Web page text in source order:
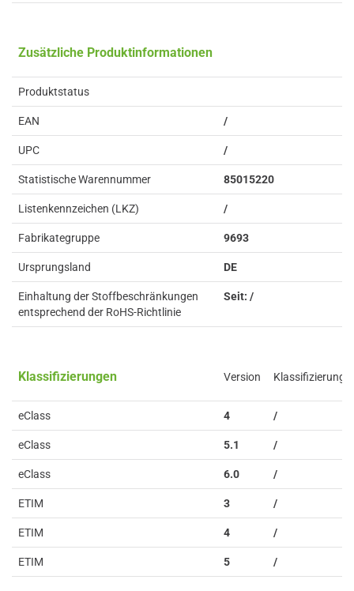
Zusätzliche Produktinformationen
Produktstatus
EAN /
UPC /
Statistische Warennummer 85015220
Listenkennzeichen (LKZ) /
Fabrikategruppe 9693
Ursprungsland DE
Einhaltung der Stoffbeschränkungen
entsprechend der RoHS-Richtlinie
Seit: /
Klassifizierungen Version Klassifizierung
eClass 4 /
eClass 5.1 /
eClass 6.0 /
ETIM 3 /
ETIM 4 /
ETIM 5 /